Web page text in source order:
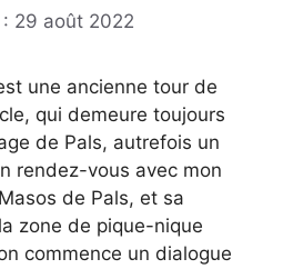
29 août 2022
une ancienne tour de
qui demeure toujours
de Pals, autrefois un
rendez-vous avec mon
de Pals, et sa
zone de pique-nique
commence un dialogue